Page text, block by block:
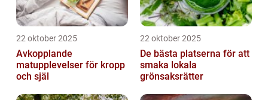
22 oktober 2025
Avkopplande
matupplevelser för kropp
och själ
22 oktober 2025
De bästa platserna för att
smaka lokala
grönsaksrätter